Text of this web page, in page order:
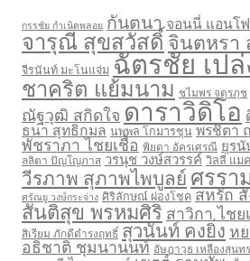
กรรชัย กำเนิดพลอย กันตนา จอนนี่ แอนโ
จารุณี สุขสวัสดิ์ จินตหร
จีรนันท์ มะโนแจ่ม ฉัตรชัย เป
ชาคริต แย้มนาม ชไมพร จตุรภุช
ณัฐวุฒิ สกิดใจ ดาราวิดิโอ
ธนา สุทธิกมล นพพล โกมารชุน พรชิตา
พัชราภา ไชยเชื้อ พิยดา อัครเศรณี ยุร
ลลิตา ปัญโญภาส วรนุช วงษ์สวรรค์ วิลลี่ แม
วีรภาพ สุภาพไพบูลย์ศรรา
ศรัณยู วงษ์กระจ่าง ศิริลักษณ์ ผ่องโชค สหรัถ
สันติสุข พรหมศิริ สาวิกา ไชย
สิเรียม ภักดีดำรงฤทธิ์ สุวนันท์ คงยิ่ง ห
อธิชาติ ชุมนานนท์ อัษฎาวุธ เหลืองสุนทร